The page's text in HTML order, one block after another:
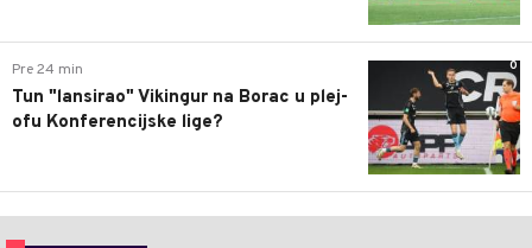
0
Pre 24 min
Tun "lansirao" Vikingur na Borac u plej-
ofu Konferencijske lige?